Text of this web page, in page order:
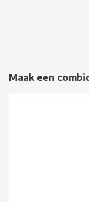
Maak een